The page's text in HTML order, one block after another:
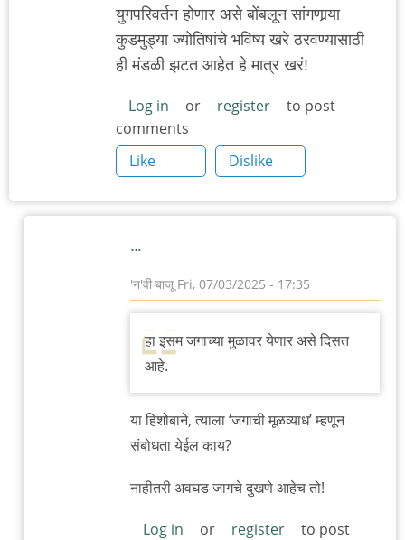
युगपरिवर्तन होणार असे बोंबलून सांगणार्‍या
कुडमुड्या ज्योतिषांचे भविष्य खरे ठरवण्यासाठी
ही मंडळी झटत आहेत हे मात्र खरं!
Log in or register
to post
comments
Like
Dislike
…
'न'वी बाजूFri, 07/03/2025 - 17:35
reply
to
इसम
by
हा इसम जगाच्या मुळावर येणार असे दिसत
आहे.
या हिशोबाने, त्याला ‘जगाची मूळव्याध’ म्हणून
संबोधता येईल काय?
नाहीतरी अवघड जागचे दुखणे आहेच तो!
Log in or register
to post